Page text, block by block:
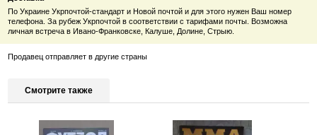
По Украине Укрпочтой-стандарт и Новой почтой и для этого нужен Ваш номер
телефона. За рубеж Укрпочтой в соответствии с тарифами почты. Возможна
личная встреча в Ивано-Франковске, Калуше, Долине, Стрыю.
Продавец отправляет в другие страны
Смотрите также